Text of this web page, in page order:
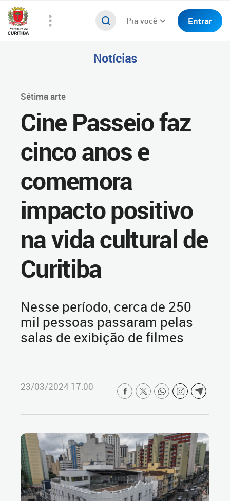
Pra você Entrar
Notícias
Sétima arte
Cine Passeio faz
cinco anos e
comemora
impacto positivo
na vida cultural de
Curitiba
Nesse período, cerca de 250
mil pessoas passaram pelas
salas de exibição de filmes
23/03/2024 17:00